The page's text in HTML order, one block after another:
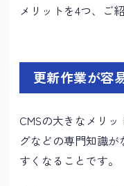
メリットを4つ、ご
更新作業が容
CMSの大きなメリッ
グなどの専門知識が
すくなることです。